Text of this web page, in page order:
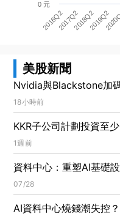
2016Q22017Q22018Q22019Q2
0 元
美股新聞
Nvidia與Blackstone加
值暴增至105億美元！
18小時前
KKR子公司計劃投資至
Blue Owl管理的保險公司
1週前
資料中心：重塑AI基礎
資者必看！
07/28
AI資料中心燒錢潮失控